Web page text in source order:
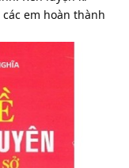
em hoàn thành